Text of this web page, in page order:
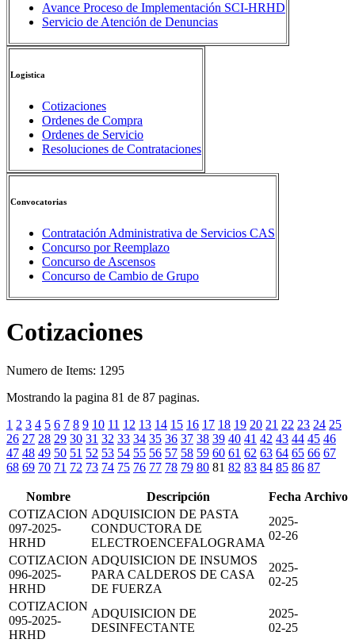
Avance Proceso de Implementación SCI-HRHD
Servicio de Atención de Denuncias
Logistica
Cotizaciones
Ordenes de Compra
Ordenes de Servicio
Resoluciones de Contrataciones
Convocatorias
Contratación Administrativa de Servicios CAS
Concurso por Reemplazo
Concurso de Ascensos
Concurso de Cambio de Grupo
Cotizaciones
Numero de Items: 1295
Mostrando la pagina 81 de 87 paginas.
1 2 3 4 5 6 7 8 9 10 11 12 13 14 15 16 17 18 19 20 21 22 23 24 25
26 27 28 29 30 31 32 33 34 35 36 37 38 39 40 41 42 43 44 45 46
47 48 49 50 51 52 53 54 55 56 57 58 59 60 61 62 63 64 65 66 67
68 69 70 71 72 73 74 75 76 77 78 79 80 81 82 83 84 85 86 87
Nombre Descripción Fecha Archivo
COTIZACION
097-2025-
HRHD
ADQUISICION DE PASTA
CONDUCTORA DE
ELECTROENCEFALOGRAMA
2025-
02-26
COTIZACION
096-2025-
HRHD
ADQUISICION DE INSUMOS
PARA CALDEROS DE CASA
DE FUERZA
2025-
02-25
COTIZACION
095-2025-
HRHD
ADQUISICION DE
DESINFECTANTE
2025-
02-25